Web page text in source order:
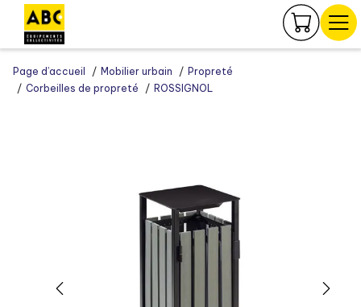
Page d’accueil Mobilier urbain
Propreté
Corbeilles de propreté
ROSSIGNOL
Panneau de gestion des cookies